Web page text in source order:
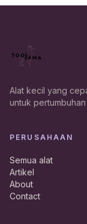
Alat kecil yang
untuk
PERUSAHAAN
Semua alat
Artikel
About
Contact